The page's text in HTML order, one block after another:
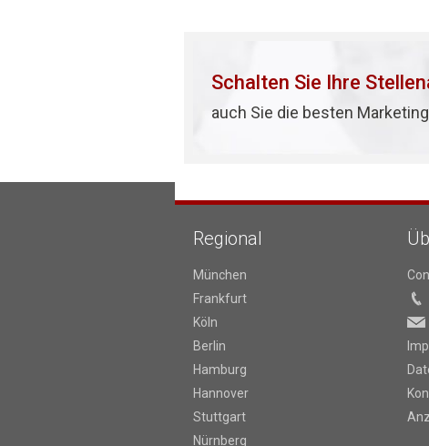
Schalten Sie Ihre
auch Sie die besten
Regional
München
Frankfurt
Köln
Berlin
Hamburg
Hannover
Stuttgart
Nürnberg